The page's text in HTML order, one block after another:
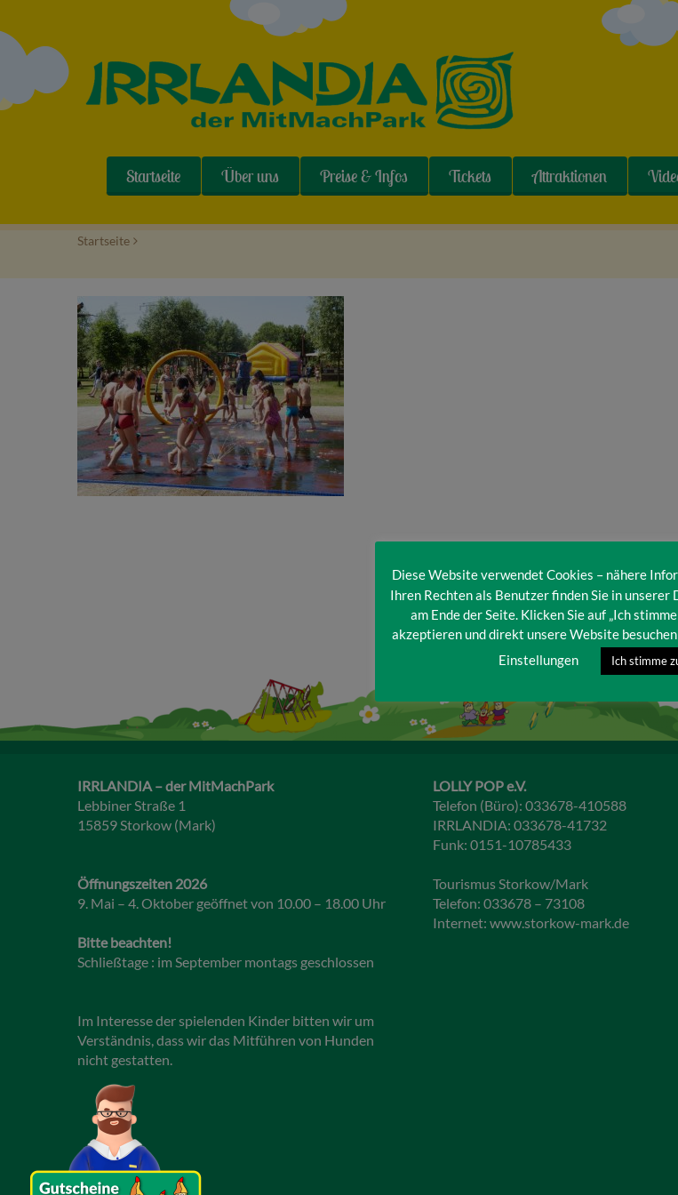
Startseite Über uns Preise & Infos Tickets Attraktionen
Startseite >
IRRLANDIA – der MitMachPark
Lebbiner Straße 1
15859 Storkow (Mark)
Öffnungszeiten 2026
9. Mai – 4. Oktober geöffnet von 10.00 – 18.00 Uhr
Bitte beachten!
Schließtage : im September montags geschlossen
Im Interesse der spielenden Kinder bitten wir um
Verständnis, dass wir das Mitführen von Hunden
nicht gestatten.
LOLLY POP e.V.
Telefon (Büro): 033678-410588
IRRLANDIA: 033678-41732
Funk: 0151-10785433
Tourismus Storkow/Mark
Telefon: 033678 – 73108
Internet: www.storkow-mark.de
Diese Website verwendet Cookies – nähere
Ihren Rechten als Benutzer finden Sie in
am Ende der Seite. Klicken Sie auf „Ich stimme
akzeptieren und direkt unsere Website besuchen
Einstellungen
Ich stimme